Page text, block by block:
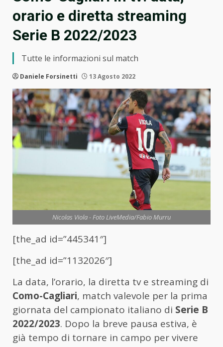
orario e diretta streaming
Serie B 2022/2023
Tutte le informazioni sul match
Daniele Forsinetti 13 Agosto 2022
Nicolas Viola - Foto LiveMedia/Fabio Murru
[the_ad id=”445341″]
[the_ad id=”1132026″]
La data, l’orario, la diretta tv e streaming di
Como-Cagliari, match valevole per la prima
giornata del campionato italiano di Serie B
2022/2023. Dopo la breve pausa estiva, è
già tempo di tornare in campo per vivere